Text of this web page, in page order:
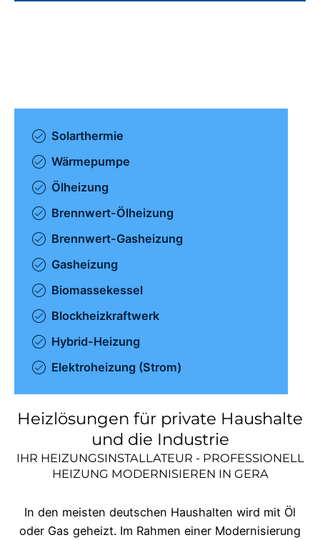
Solarthermie
Wärmepumpe
Ölheizung
Brennwert-Ölheizung
Brennwert-Gasheizung
Gasheizung
Biomassekessel
Blockheizkraftwerk
Hybrid-Heizung
Elektroheizung (Strom)
Heizlösungen für private Haushalte
und die Industrie
IHR HEIZUNGSINSTALLATEUR - PROFESSIONELL
HEIZUNG MODERNISIEREN IN GERA
In den meisten deutschen Haushalten wird mit Öl
oder Gas geheizt. Im Rahmen einer Modernisierung